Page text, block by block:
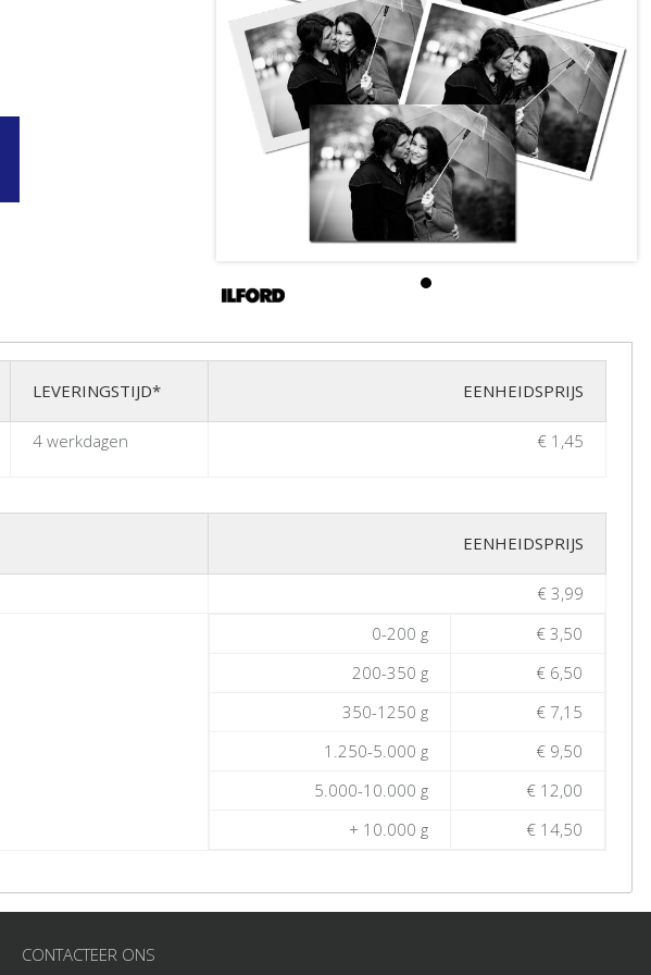
LEVERINGSTIJD* EENHEIDSPRIJS
4 werkdagen € 1,45
EENHEIDSPRIJS
€ 3,99
0-200 g
€ 3,50
200-350 g
€ 6,50
350-1250 g
€ 7,15
1.250-5.000 g
€ 9,50
5.000-10.000 g
€ 12,00
+ 10.000 g
€ 14,50
CONTACTEER ONS